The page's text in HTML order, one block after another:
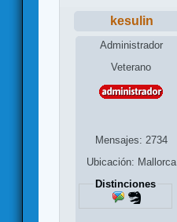
kesulin
Administrador
Veterano
Mensajes: 2734
Ubicación: Mallorca
Distinciones